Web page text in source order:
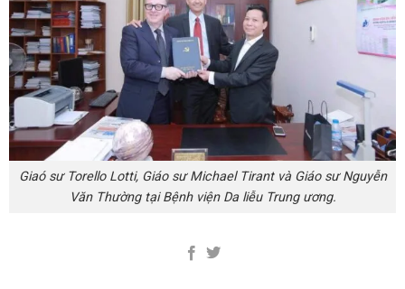
Giaó sư Torello Lotti, Giáo sư Michael Tirant và Giáo sư Nguyễn
Văn Thường tại Bệnh viện Da liễu Trung ương.